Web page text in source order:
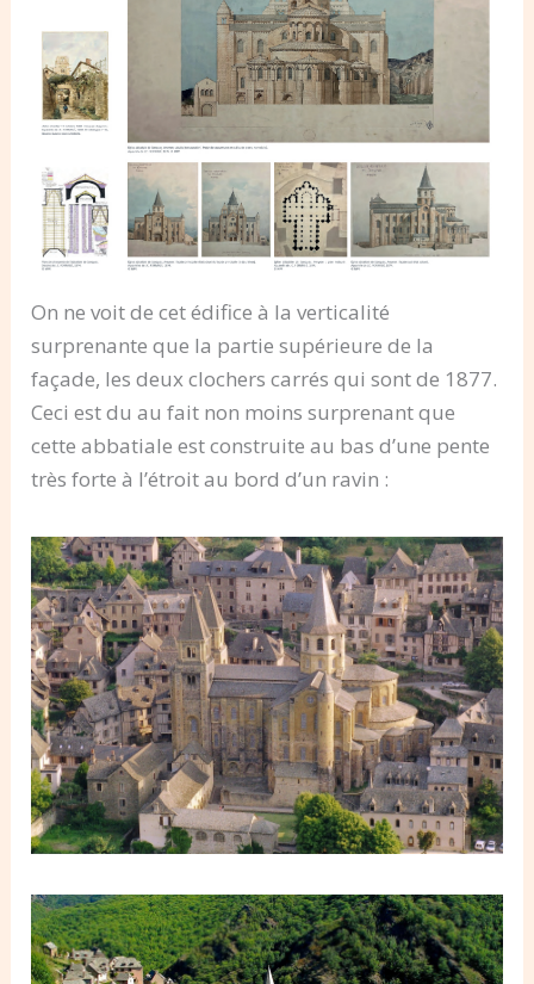
On ne voit de cet édifice à la verticalité
surprenante que la partie supérieure de la
façade, les deux clochers carrés qui sont de 1877.
Ceci est du au fait non moins surprenant que
cette abbatiale est construite au bas d’une pente
très forte à l’étroit au bord d’un ravin :